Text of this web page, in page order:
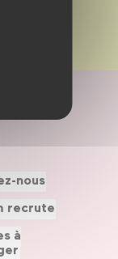
nous
recrute
à